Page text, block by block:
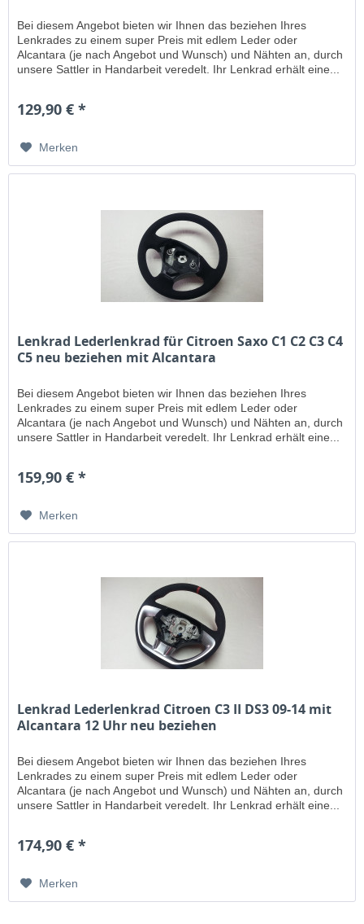
Bei diesem Angebot bieten wir Ihnen das beziehen Ihres
Lenkrades zu einem super Preis mit edlem Leder oder
Alcantara (je nach Angebot und Wunsch) und Nähten an, durch
unsere Sattler in Handarbeit veredelt. Ihr Lenkrad erhält eine...
129,90 € *
Merken
Lenkrad Lederlenkrad für Citroen Saxo C1 C2 C3 C4
C5 neu beziehen mit Alcantara
Bei diesem Angebot bieten wir Ihnen das beziehen Ihres
Lenkrades zu einem super Preis mit edlem Leder oder
Alcantara (je nach Angebot und Wunsch) und Nähten an, durch
unsere Sattler in Handarbeit veredelt. Ihr Lenkrad erhält eine...
159,90 € *
Merken
Lenkrad Lederlenkrad Citroen C3 II DS3 09-14 mit
Alcantara 12 Uhr neu beziehen
Bei diesem Angebot bieten wir Ihnen das beziehen Ihres
Lenkrades zu einem super Preis mit edlem Leder oder
Alcantara (je nach Angebot und Wunsch) und Nähten an, durch
unsere Sattler in Handarbeit veredelt. Ihr Lenkrad erhält eine...
174,90 € *
Merken